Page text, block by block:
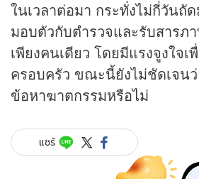
ในเวลาต่อมา กระทั่งไม่กี่วันถัด
มอบตัวกับตำรวจและรับสารภ
เพียงคนเดียว โดยมีแรงจูงใจ
ครอบครัว ขณะนี้ยังไม่ชัดเจนว่
ข้อหาฆาตกรรมหรือไม่
แชร์